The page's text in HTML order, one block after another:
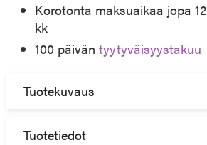
Korotonta maksuaikaa jopa 12
kk
100 päiväntyytyväisyystakuu
Tuotekuvaus
Tuotetiedot